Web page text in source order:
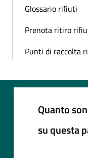
Glossario rifiuti
Prenota ritiro
Punti di raccolta
Quanto
su questa